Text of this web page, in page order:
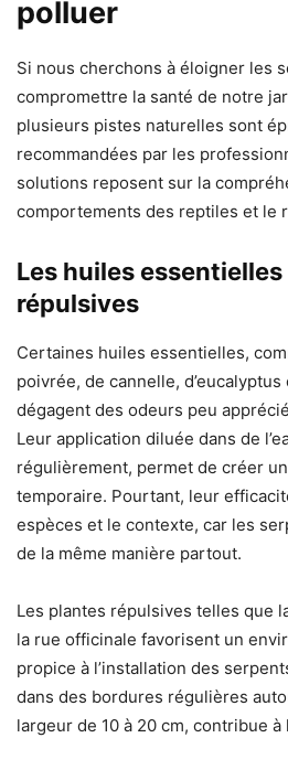
polluer
Si nous cherchons à éloigner les
compromettre la santé de notre
plusieurs pistes naturelles sont
recommandées par les
solutions reposent sur la
comportements des reptiles et le
Les huiles
répulsives
Certaines huiles essentielles,
poivrée, de cannelle,
dégagent des odeurs peu
Leur application diluée dans de
régulièrement, permet de créer
temporaire. Pourtant, leur
espèces et le contexte, car les
de la même manière partout.
Les plantes répulsives telles que
la rue officinale favorisent un
propice à l’installation des
dans des bordures régulières
largeur de 10 à 20 cm, contribue